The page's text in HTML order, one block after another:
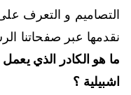
التصاميم و التعرف
نقدمها عبر صفحاتنا
ما هو الكادر الذي
اشبيلية ؟